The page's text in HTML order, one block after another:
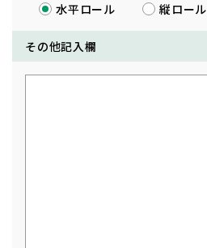
水平ロール 縦ロール
その他記入欄